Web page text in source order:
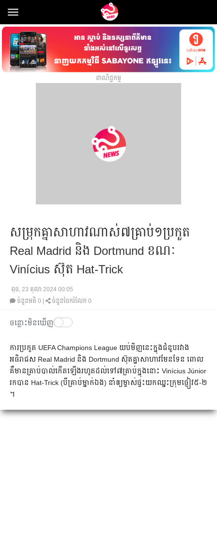
Toggle
navigation
ពាណិជ្ជកម្ម
សម្រុក​គ្នា​សា​ហា​វ​ណាស់​​៧​គ្រាប់​១​ប្រកួត​
Real Madrid និង Dortmund ខណៈ
Vinícius ស៊ុត ​Hat-Trick ​​
ពុធ, 23 តុលា 2024 00:05
ចំនួនមតិ 0 ចំនួនចែករំលែក 0
ចន្លោះមិនឃើញ
​ការ​​​ប្រកួត​ UEFA Champions League យប់មិញ​នេះ​​ក្នុង​ជំនួប​​រវាង​
អធិរាជ​ស Real Madrid និង Dortmund ស៊ុត​គ្នា​សាហាវ​​មែន​ទែន ពោល​
គឺ​មាន​គ្រាប់​បាល់​កើត​ឡើង​រហូត​ដល់​ទៅ​៧​គ្រាប់​ក្នុង​នោះ Vinícius Júnior
​​រក​បាន​ ​Hat-Trick (បី​គ្រាប់​ម្នាក់ឯង​) នាំ​ឲ្យ​​ម្ចាស់​ផ្ទះ​យក​ឈ្នះ​ក្រុម​ផ្ញៀវ​៥-២​
។